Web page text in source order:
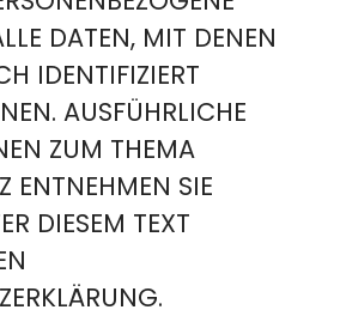
DATEN, MIT DENEN
IDENTIFIZIERT
AUSFÜHRLICHE
ZUM THEMA
ENTNEHMEN SIE
DIESEM TEXT